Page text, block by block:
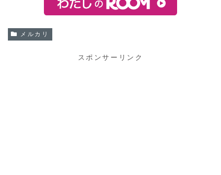
メルカリ
スポンサーリンク